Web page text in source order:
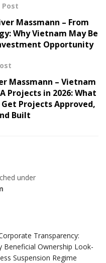
Post
Massmann – From
Why Vietnam May Be
Opportunity
Massmann – Vietnam
Projects in 2026: What
Projects Approved,
Built
under
Transparency:
Beneficial Ownership Look-
Suspension Regime